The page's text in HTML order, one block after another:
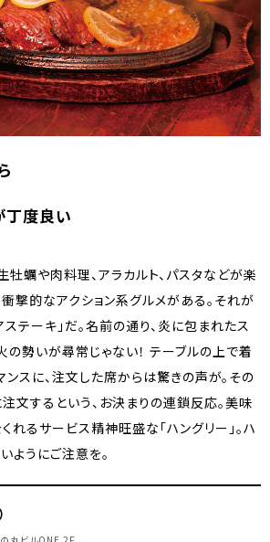
丁度良い
牡蠣や肉料理、アラカルト、パスタなどが楽
衝撃的なアクション系グルメがある。それが
ステーキ」だ。名前の通り、炎に包まれたス
の勢いが尋常じゃない！ テーブルの上で着
ンスに、注文した席からは驚きの声が。その
文するという、お決まりの連鎖反応。美味
くれるサービス精神旺盛な「ハングリー」。ハ
ようにご注意を。